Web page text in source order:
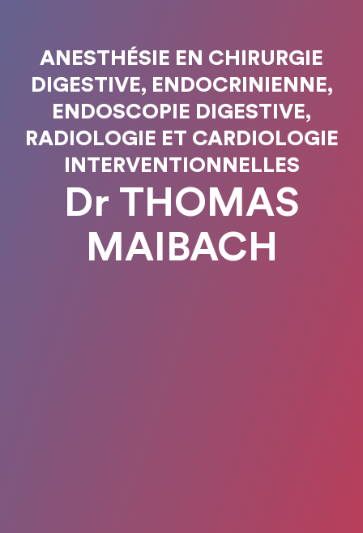
ANESTHÉSIE EN CHIRURGIE
DIGESTIVE, ENDOCRINIENNE,
ENDOSCOPIE DIGESTIVE,
RADIOLOGIE ET CARDIOLOGIE
INTERVENTIONNELLES
Dr THOMAS
MAIBACH